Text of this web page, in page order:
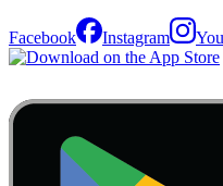
Facebook Instagram